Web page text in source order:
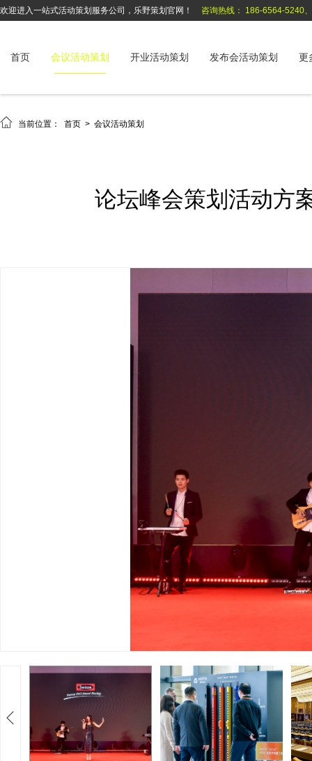
欢迎进入一站式活动策划服务公司，乐野策划官网！ 咨询热线： 186-6564-5240
首页 会议活动策划 开业活动策划 发布会活动策划 更
 当前位置： 首页 > 会议活动策划
论坛峰会策划活动方